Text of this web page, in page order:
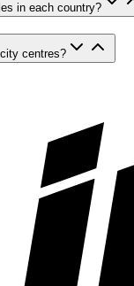
in each country?
centres?